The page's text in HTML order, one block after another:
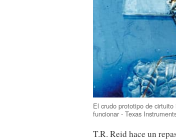
El crudo prototipo de
funcionar - Texas
T.R. Reid hace un